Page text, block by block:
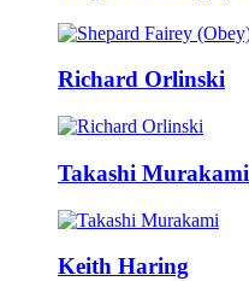
Richard Orlinski
Takashi Murakami
Keith Haring